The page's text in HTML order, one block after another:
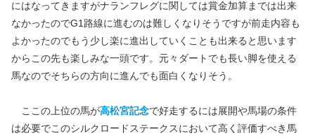
にはなってきますがナランフレグに関しては賞金加算までは出来
なかったのでG1路線に進むのは難しくなりそうですが前走内容も
よかったのでもう少し楽に進出していくことも出来ると思います
からこの先も楽しみな一頭です。元々ダートでも長い脚を使える
馬なのでそちらの方向に進んでも面白くなりそう。
ここの上位の馬が高松宮記念で好走するには展開や馬場の条件
は必要でこのシルクロードステークスにおいて高く評価すべき馬